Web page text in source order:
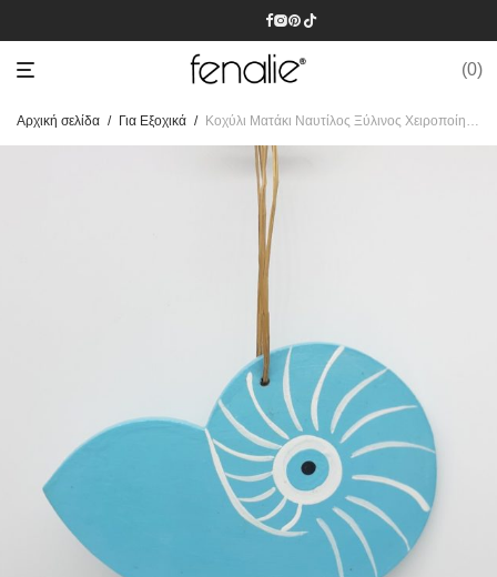
0
Αρχική σελίδα / Για Εξοχικά / Κοχύλι Ματάκι Ναυτίλος Ξύλινος Χειροποίητος 17 x 12 cm